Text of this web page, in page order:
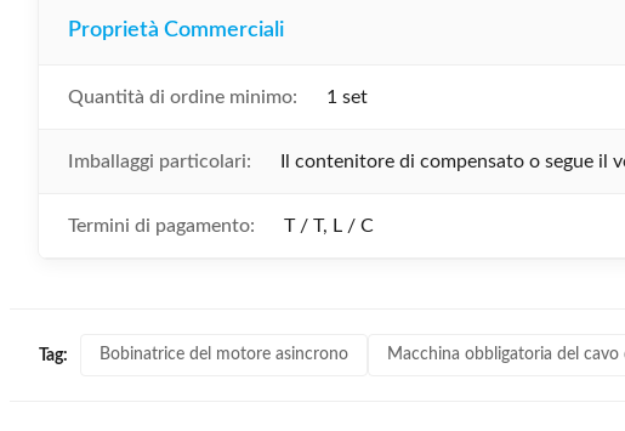
Proprietà Commerciali
Quantità di ordine minimo: 1 set
Imballaggi particolari: Il contenitore di compensato o segue il
Termini di pagamento: T / T, L / C
Tag: Bobinatrice del motore asincrono Macchina obbligatoria del cavo